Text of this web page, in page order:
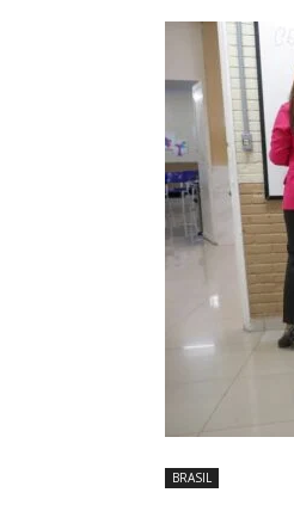
BRASIL